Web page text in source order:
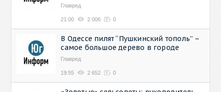
Главред
21:00 2 006 0
В Одессе пилят “Пушкинский тополь” –
самое большое дерево в городе
Главред
19:55 2 652 0